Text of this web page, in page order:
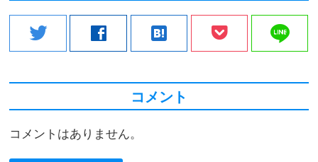
twitter facebook hatenabookmark line
コメント
コメントはありません。